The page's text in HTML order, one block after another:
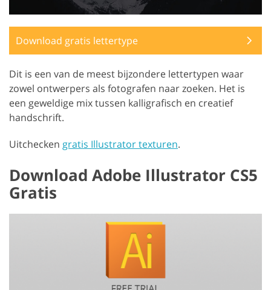
Download gratis lettertype
Dit is een van de meest bijzondere lettertypen waar
zowel ontwerpers als fotografen naar zoeken. Het is
een geweldige mix tussen kalligrafisch en creatief
handschrift.
Uitchecken gratis Illustrator texturen.
Download Adobe Illustrator CS5
Gratis